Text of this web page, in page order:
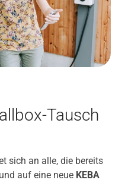
Tausch
sich an alle, die bereits
auf eine neue KEBA